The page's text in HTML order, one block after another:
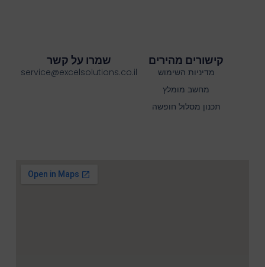
קישורים מהירים
מדיניות השימוש
מחשב מומלץ
תכנון מסלול חופשה
שמרו על קשר
service@excelsolutions.co.il